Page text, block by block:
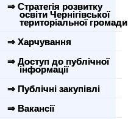
⇒ Стратегія розвитку
освіти Чернігівської
територіальної громади
⇒ Харчування
⇒ Доступ до публічної
інформації
⇒ Публічні закупівлі
⇒ Вакансії